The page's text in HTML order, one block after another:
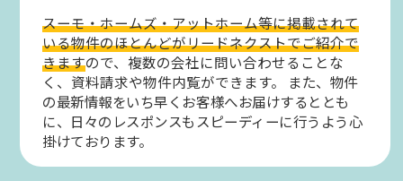
スーモ・ホームズ・アットホーム等に掲載されて
いる物件のほとんどがリードネクストでご紹介で
きますので、複数の会社に問い合わせることな
く、資料請求や物件内覧ができます。
また、物件
の最新情報をいち早くお客様へお届けするととも
に、日々のレスポンスもスピーディーに行うよう心
掛けております。